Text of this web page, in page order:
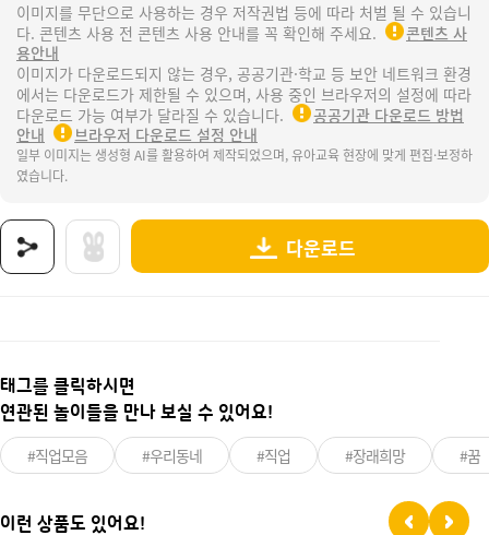
이미지를 무단으로 사용하는 경우 저작권법 등에 따라 처벌 될 수 있습니
다. 콘텐츠 사용 전 콘텐츠 사용 안내를 꼭 확인해 주세요.
콘텐츠 사
용안내
이미지가 다운로드되지 않는 경우, 공공기관·학교 등 보안 네트워크 환경
에서는 다운로드가 제한될 수 있으며, 사용 중인 브라우저의 설정에 따라
다운로드 가능 여부가 달라질 수 있습니다.
공공기관 다운로드 방법
안내
브라우저 다운로드 설정 안내
일부 이미지는 생성형 AI를 활용하여 제작되었으며, 유아교육 현장에 맞게 편집·보정하
였습니다.
다운로드
태그를 클릭하시면
연관된 놀이들을 만나 보실 수 있어요!
#직업모음 #우리동네 #직업 #장래희망 #꿈
이런 상품도 있어요!